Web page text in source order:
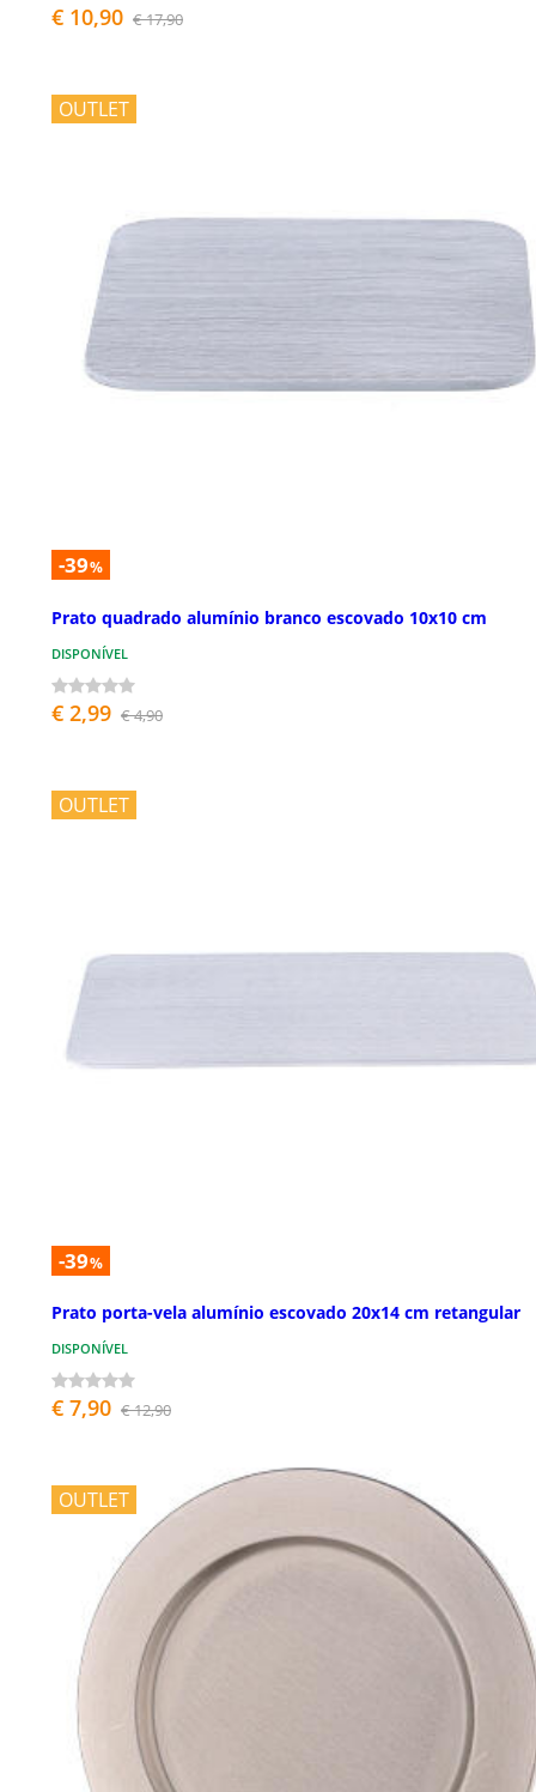
€ 10,90 € 17,90
OUTLET
-39%
Prato quadrado alumínio branco escovado 10x10 cm
DISPONÍVEL
€ 2,99 € 4,90
OUTLET
-39%
Prato porta-vela alumínio escovado 20x14 cm retangular
DISPONÍVEL
€ 7,90 € 12,90
OUTLET